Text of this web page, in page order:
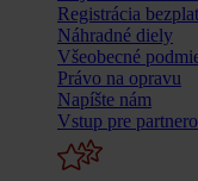
Registrácia
Náhradné diely
Všeobecné
Právo na opravu
Napíšte nám
Vstup pre